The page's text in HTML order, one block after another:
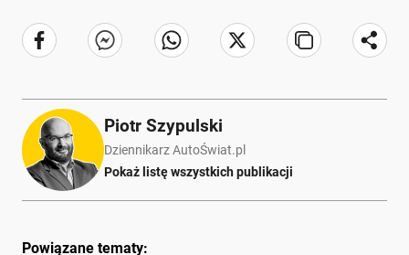
Piotr Szypulski
Dziennikarz AutoŚwiat.pl
Pokaż listę wszystkich publikacji
Powiązane tematy: